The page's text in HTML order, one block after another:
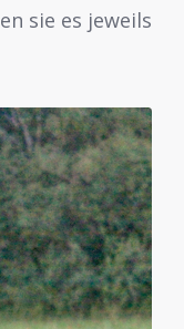
sie es jeweils